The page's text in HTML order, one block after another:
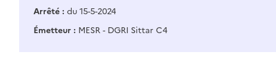
Arrêté : du 15-5-2024
Émetteur : MESR - DGRI Sittar C4